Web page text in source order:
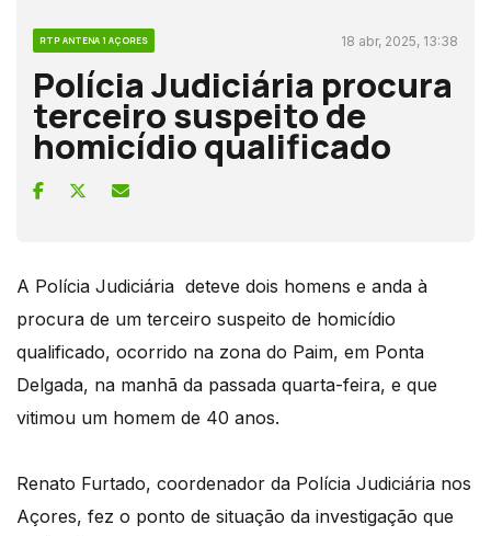
RTP ANTENA 1 AÇORES 18 abr, 2025, 13:38
Polícia Judiciária procura
terceiro suspeito de
homicídio qualificado
A Polícia Judiciária deteve dois homens e anda à
procura de um terceiro suspeito de homicídio
qualificado, ocorrido na zona do Paim, em Ponta
Delgada, na manhã da passada quarta-feira, e que
vitimou um homem de 40 anos.
Renato Furtado, coordenador da Polícia Judiciária nos
Açores, fez o ponto de situação da investigação que